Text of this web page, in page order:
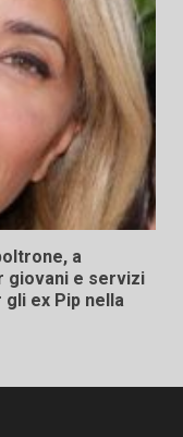
a
giovani e servizi
ex Pip nella